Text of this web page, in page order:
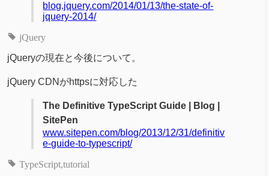
blog.jquery.com/2014/01/13/the-state-of-
jquery-2014/
jQuery
jQueryの現在と今後について。
jQuery CDNがhttpsに対応した
The Definitive TypeScript Guide | Blog |
SitePen
www.sitepen.com/blog/2013/12/31/definitiv
e-guide-to-typescript/
TypeScript tutorial